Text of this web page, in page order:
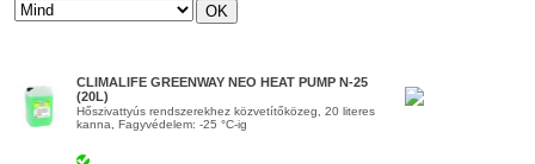
CLIMALIFE GREENWAY NEO HEAT PUMP N-25
(20L)
Hőszivattyús rendszerekhez közvetítőközeg, 20 literes
kanna, Fagyvédelem: -25 °C-ig